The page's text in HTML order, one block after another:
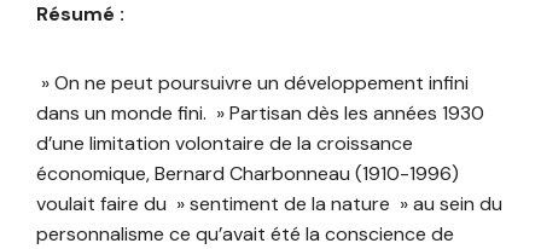
Résumé :
» On ne peut poursuivre un développement infini
dans un monde fini. » Partisan dès les années 1930
d’une limitation volontaire de la croissance
économique, Bernard Charbonneau (1910-1996)
voulait faire du » sentiment de la nature » au sein du
personnalisme ce qu’avait été la conscience de